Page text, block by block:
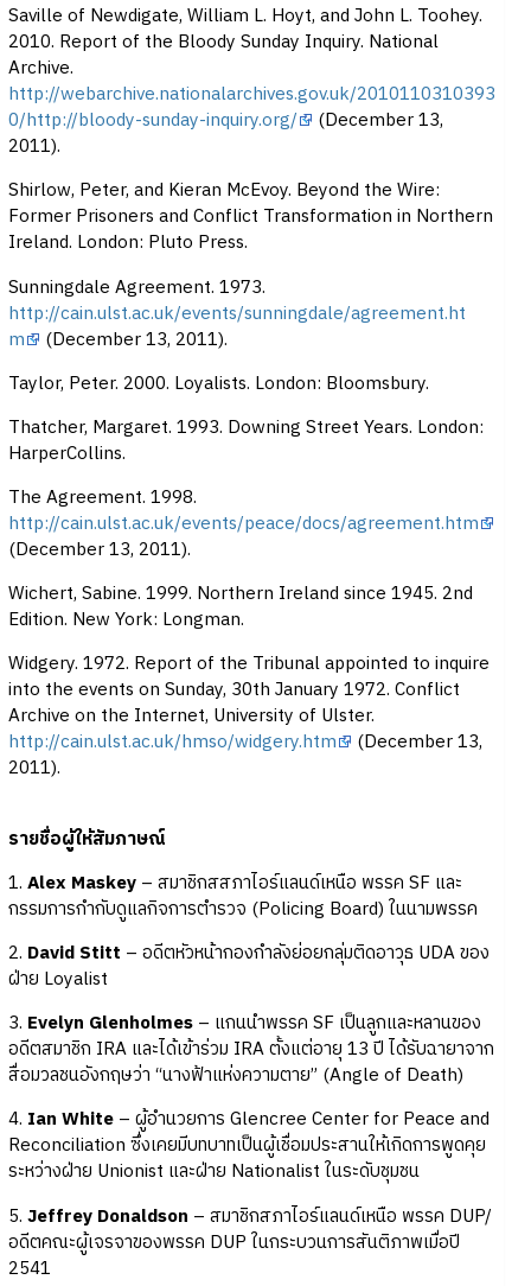
Saville of Newdigate, William L. Hoyt, and John L. Toohey.
2010. Report of the Bloody Sunday Inquiry. National
Archive.
http://webarchive.nationalarchives.gov.uk/2010110310393
0/http://bloody-sunday-inquiry.org/
(December 13,
2011).
Shirlow, Peter, and Kieran McEvoy. Beyond the Wire:
Former Prisoners and Conflict Transformation in Northern
Ireland. London: Pluto Press.
Sunningdale Agreement. 1973.
http://cain.ulst.ac.uk/events/sunningdale/agreement.ht
m
(December 13, 2011).
Taylor, Peter. 2000. Loyalists. London: Bloomsbury.
Thatcher, Margaret. 1993. Downing Street Years. London:
HarperCollins.
The Agreement. 1998.
http://cain.ulst.ac.uk/events/peace/docs/agreement.htm
(December 13, 2011).
Wichert, Sabine. 1999. Northern Ireland since 1945. 2nd
Edition. New York: Longman.
Widgery. 1972. Report of the Tribunal appointed to inquire
into the events on Sunday, 30th January 1972. Conflict
Archive on the Internet, University of Ulster.
http://cain.ulst.ac.uk/hmso/widgery.htm
(December 13,
2011).
รายชื่อผู้ให้สัมภาษณ์
1. Alex Maskey– สมาชิกสสภาไอร์แลนด์เหนือ พรรค SF และ
กรรมการกำกับดูแลกิจการตำรวจ (Policing Board) ในนามพรรค
2. David Stitt – อดีตหัวหน้ากองกำลังย่อยกลุ่มติดอาวุธ UDA ของ
ฝ่าย Loyalist
3. Evelyn Glenholmes– แกนนำพรรค SF เป็นลูกและหลานของ
อดีตสมาชิก IRA และได้เข้าร่วม IRA ตั้งแต่อายุ 13 ปี ได้รับฉายาจาก
สื่อมวลชนอังกฤษว่า “นางฟ้าแห่งความตาย” (Angle of Death)
4. Ian White– ผู้อำนวยการ Glencree Center for Peace and
Reconciliation ซึ่งเคยมีบทบาทเป็นผู้เชื่อมประสานให้เกิดการพูดคุย
ระหว่างฝ่าย Unionist และฝ่าย Nationalist ในระดับชุมชน
5. Jeffrey Donaldson – สมาชิกสภาไอร์แลนด์เหนือ พรรค DUP/
อดีตคณะผู้เจรจาของพรรค DUP ในกระบวนการสันติภาพเมื่อปี
2541